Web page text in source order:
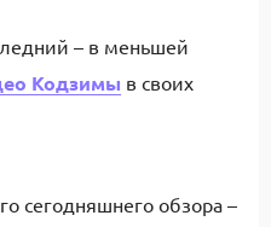
– в меньшей
Кодзимы в своих
сегодняшнего обзора –